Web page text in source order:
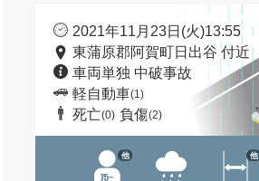
2021年11月23日(火)13:55
東蒲原郡阿賀町日出谷 付近
車両単独 中破事故
軽自動車(1)
死亡(0) 負傷(2)
他 他